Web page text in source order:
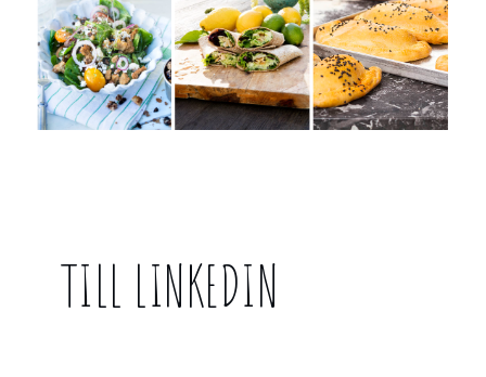
TILL LINKEDIN